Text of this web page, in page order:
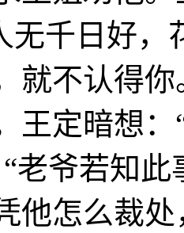
无千日好
就不认得
王定暗想
老爷若知
他怎么裁